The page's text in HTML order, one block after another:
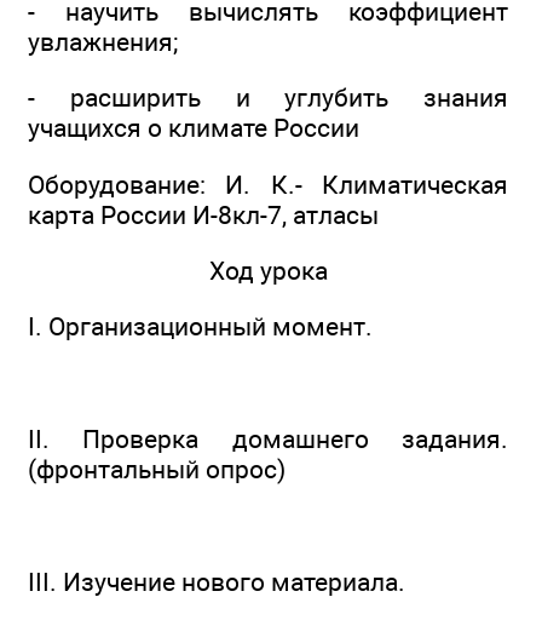
- научить вычислять коэффициент
увлажнения;
- расширить и углубить знания
учащихся о климате России
Оборудование: И. К.- Климатическая
карта России И-8кл-7, атласы
Ход урока
I. Организационный момент.
II. Проверка домашнего задания.
(фронтальный опрос)
III. Изучение нового материала.